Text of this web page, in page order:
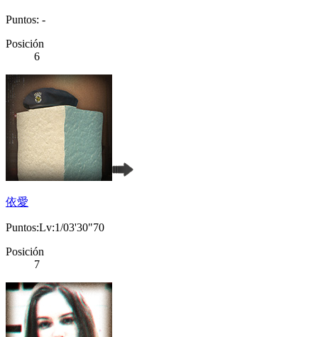
Puntos: -
Posición
6
依愛
Puntos:Lv:1/03'30"70
Posición
7